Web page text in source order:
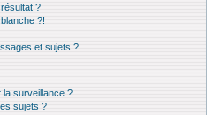
?
?!
et sujets ?
la surveillance ?
sujets ?